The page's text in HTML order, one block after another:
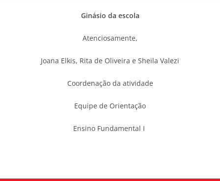
Ginásio da escola
Atenciosamente,
Joana Elkis, Rita de Oliveira e Sheila Valezi
Coordenação da atividade
Equipe de Orientação
Ensino Fundamental I